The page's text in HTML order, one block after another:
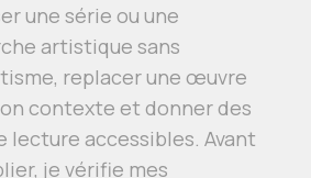
une série ou une
artistique sans
replacer une œuvre
contexte et donner des
lecture accessibles. Avant
je vérifie mes